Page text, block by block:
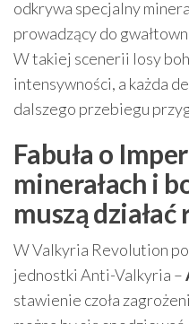
odkrywa specjalny
prowadzący do
W takiej scenerii losy
intensywności, a każda
dalszego przebiegu
Fabuła o
minerałach i
muszą działać
W Valkyria Revolution
jednostki Anti-Valkyria –
stawienie czoła